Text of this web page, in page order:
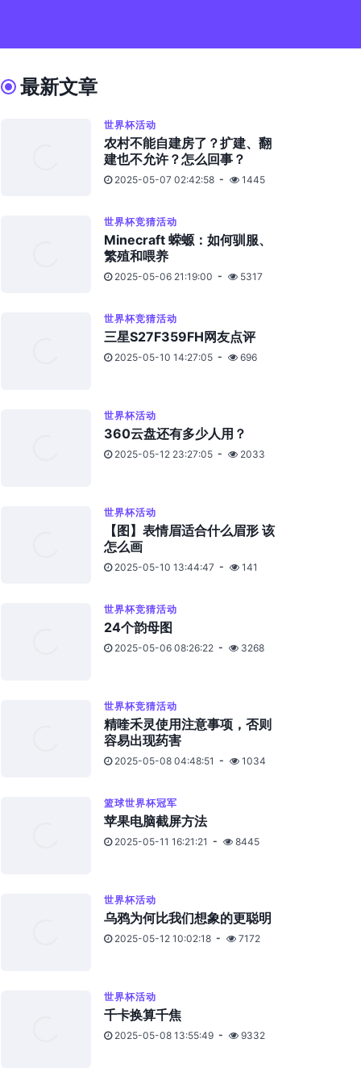
最新文章
世界杯活动
农村不能自建房了？扩建、翻
建也不允许？怎么回事？
2025-05-07 02:42:58 1445
世界杯竞猜活动
Minecraft 蝾螈：如何驯服、
繁殖和喂养
2025-05-06 21:19:00 5317
世界杯竞猜活动
三星S27F359FH网友点评
2025-05-10 14:27:05 696
世界杯活动
360云盘还有多少人用？
2025-05-12 23:27:05 2033
世界杯活动
【图】表情眉适合什么眉形 该
怎么画
2025-05-10 13:44:47 141
世界杯竞猜活动
24个韵母图
2025-05-06 08:26:22 3268
世界杯竞猜活动
精喹禾灵使用注意事项，否则
容易出现药害
2025-05-08 04:48:51 1034
篮球世界杯冠军
苹果电脑截屏方法
2025-05-11 16:21:21 8445
世界杯活动
乌鸦为何比我们想象的更聪明
2025-05-12 10:02:18 7172
世界杯活动
千卡换算千焦
2025-05-08 13:55:49 9332